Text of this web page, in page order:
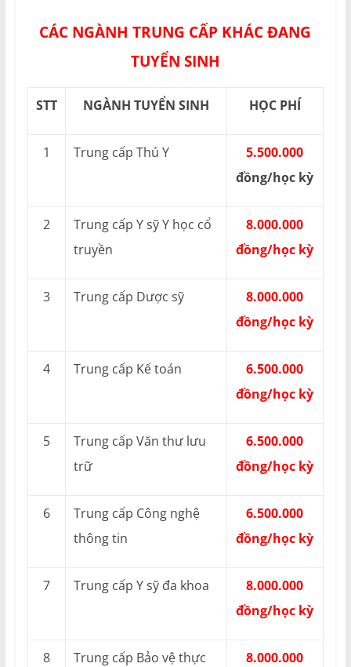
CÁC NGÀNH TRUNG CẤP KHÁC ĐANG
TUYỂN SINH
STT NGÀNH TUYỂN SINH HỌC PHÍ
1 Trung cấp Thú Y
5.500.000
đồng/học kỳ
2
Trung cấp Y sỹ Y học cổ
truyền
8.000.000
đồng/học kỳ
3 Trung cấp Dược sỹ
8.000.000
đồng/học kỳ
4 Trung cấp Kế toán
6.500.000
đồng/học kỳ
5
Trung cấp Văn thư lưu
trữ
6.500.000
đồng/học kỳ
6
Trung cấp Công nghệ
thông tin
6.500.000
đồng/học kỳ
7 Trung cấp Y sỹ đa khoa
8.000.000
đồng/học kỳ
8
Trung cấp Bảo vệ thực
8.000.000